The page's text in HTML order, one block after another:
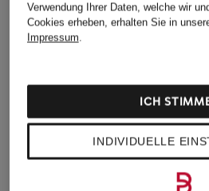
Verwendung Ihrer Daten, welche wir
Cookies erheben, erhalten Sie in
Impressum.
INDIVIDUELLE
ICH